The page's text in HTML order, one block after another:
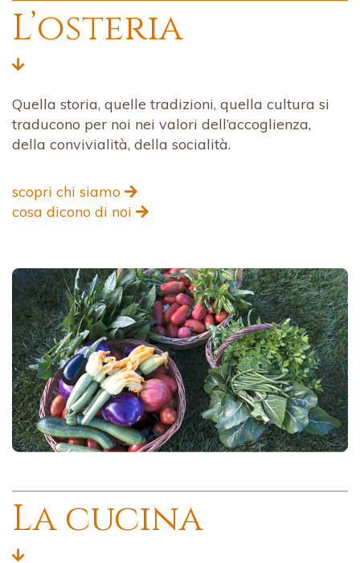
L’osteria
Quella storia, quelle tradizioni, quella cultura si
traducono per noi nei valori dell’accoglienza,
della convivialità, della socialità.
scopri chi siamo
cosa dicono di noi
La cucina